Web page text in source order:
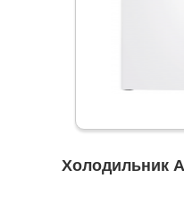
Холодильник